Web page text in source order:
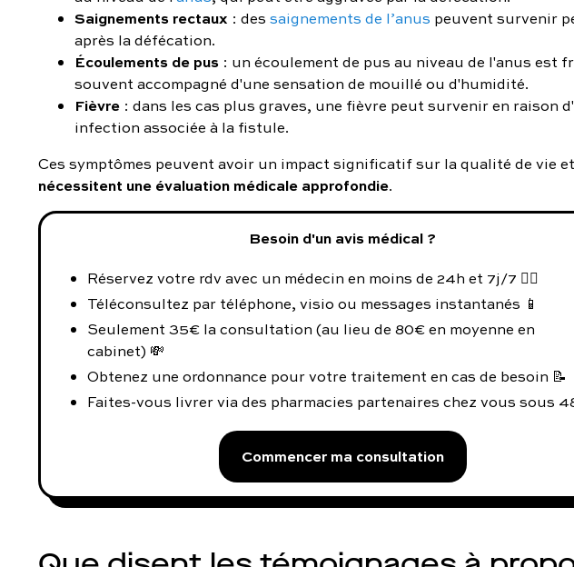
Saignements rectaux : des saignements de l’anus peuvent survenir
après la défécation.
Écoulements de pus : un écoulement de pus au niveau de l'anus est
souvent accompagné d'une sensation de mouillé ou d'humidité.
Fièvre : dans les cas plus graves, une fièvre peut survenir en raison
infection associée à la fistule.
Ces symptômes peuvent avoir un impact significatif sur la qualité de vie et
nécessitent une évaluation médicale approfondie.
Besoin d'un avis médical ?
Réservez votre rdv avec un médecin en moins de 24h et 7j/7 👨‍⚕️
Téléconsultez par téléphone, visio ou messages instantanés 📱
Seulement 35€ la consultation (au lieu de 80€ en moyenne en
cabinet) 💸
Obtenez une ordonnance pour votre traitement en cas de besoin 📝
Faites-vous livrer via des pharmacies partenaires chez vous sous
Commencer ma consultation